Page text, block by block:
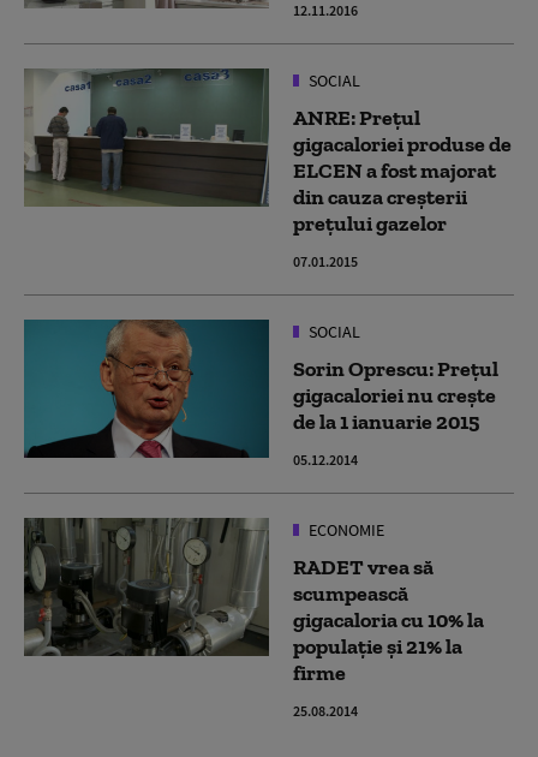
12.11.2016
SOCIAL
ANRE: Preţul
gigacaloriei produse de
ELCEN a fost majorat
din cauza creşterii
preţului gazelor
07.01.2015
SOCIAL
Sorin Oprescu: Prețul
gigacaloriei nu crește
de la 1 ianuarie 2015
05.12.2014
ECONOMIE
RADET vrea să
scumpească
gigacaloria cu 10% la
populaţie şi 21% la
firme
25.08.2014